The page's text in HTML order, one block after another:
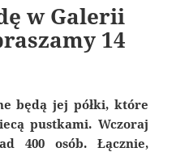
w Galerii
14
będą jej półki, które
pustkami. Wczoraj
400 osób. Łącznie,